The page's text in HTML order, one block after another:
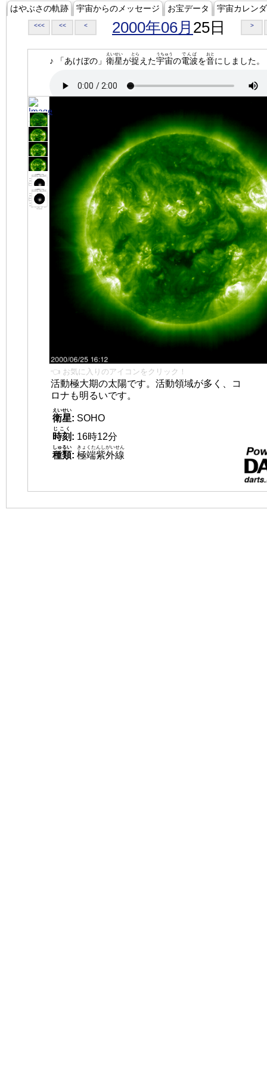
はやぶさの軌跡 宇宙からのメッセージ お宝データ 宇宙カレン
<<< << < 2000年06月 25日 >
♪ 「あけぼの」 衛星
えいせい
が捉
とら
えた宇宙
うちゅう
の電波
でんぱ
を音
おと
にしました。
👈 お気に入りのアイコンをクリック！
活動極大期の太陽です。活動領域が多く、コ
ロナも明るいです。
衛星
えいせい
: SOHO
時刻
じこく
: 16時12分
種類
しゅるい
: 極端紫外線
きょくたんしがいせん